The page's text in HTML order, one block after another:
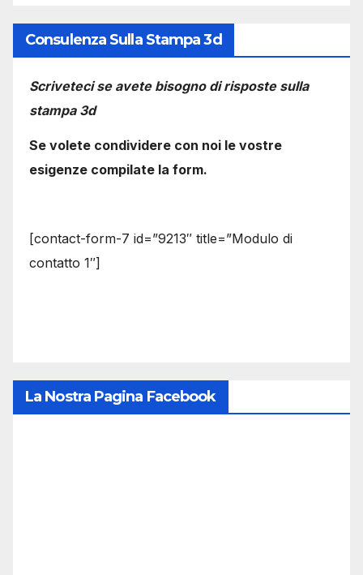
Consulenza Sulla Stampa 3d
Scriveteci se avete bisogno di risposte sulla
stampa 3d
Se volete condividere con noi le vostre
esigenze compilate la form.
[contact-form-7 id=”9213″ title=”Modulo di
contatto 1″]
La Nostra Pagina Facebook